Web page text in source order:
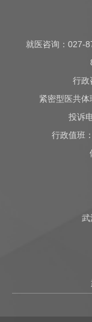
就医咨询： 027-
行政
紧密型医共
投诉
行政值班
武